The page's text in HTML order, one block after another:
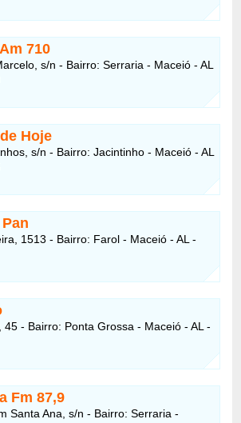
710
s/n - Bairro: Serraria - Maceió - AL
Hoje
s/n - Bairro: Jacintinho - Maceió - AL
1513 - Bairro: Farol - Maceió - AL -
45 - Bairro: Ponta Grossa - Maceió - AL -
Fm 87,9
Santa Ana, s/n - Bairro: Serraria -